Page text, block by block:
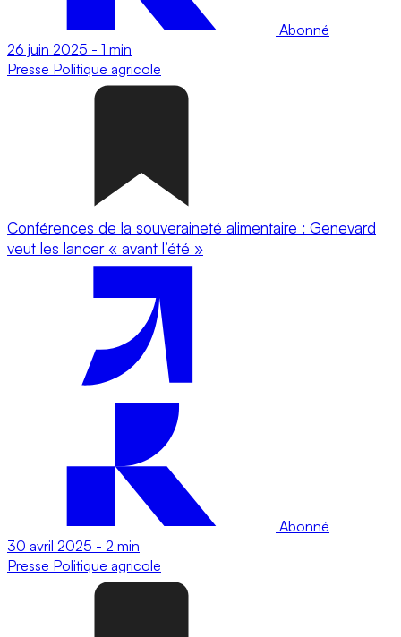
Abonné
26 juin 2025 - 1 min
Presse Politique agricole
Conférences de la souveraineté alimentaire : Genevard
veut les lancer « avant l’été »
Abonné
30 avril 2025 - 2 min
Presse Politique agricole